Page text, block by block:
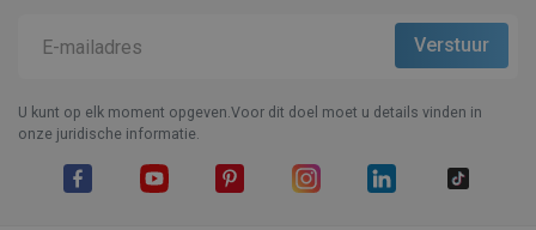
U kunt op elk moment opgeven.Voor dit doel moet u details vinden in
onze juridische informatie.